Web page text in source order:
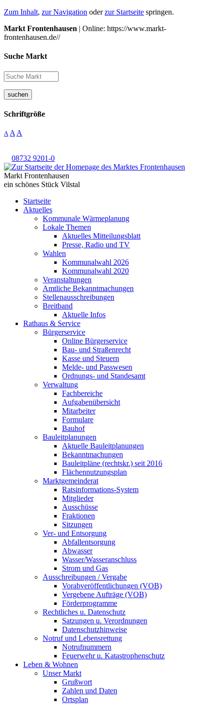
Zum Inhalt, zur Navigation oderzur Startseite springen.
Markt Frontenhausen | Online: https://www.markt-
frontenhausen.de//
Suche Markt
suchen
Schriftgröße
A A A
08732 9201-0
Markt Frontenhausen
ein schönes Stück Vilstal
Startseite
Aktuelles
Kommunale Wärmeplanung
Lokale Themen
Aktuelles Mitteilungsblatt
Presse, Radio und TV
Wahlen
Kommunalwahl 2026
Kommunalwahl 2020
Veranstaltungen
Amtliche Bekanntmachungen
Stellenausschreibungen
Breitband
Aktuelle Infos
Rathaus & Service
Bürgerservice
Online Bürgerservice
Bau- und Straßenrecht
Kasse und Steuern
Melde- und Passwesen
Ordnungs- und Standesamt
Verwaltung
Fachbereiche
Aufgabenübersicht
Mitarbeiter
Formulare
Bauhof
Bauleitplanungen
Aktuelle Bauleitplanungen
Bekanntmachungen
Bauleitpläne (rechtskr.) seit 2016
Flächennutzungsplan
Marktgemeinderat
Ratsinformations-System
Mitglieder
Ausschüsse
Fraktionen
Sitzungen
Ver- und Entsorgung
Abfallentsorgung
Abwasser
Wasser/Wasseranschluss
Strom und Gas
Ausschreibungen / Vergabe
Vorabveröffentlichungen (VOB)
Vergebene Aufträge (VOB)
Förderprogramme
Rechtliches u. Datenschutz
Satzungen u. Verordnungen
Datenschutzhinweise
Notruf und Lebensrettung
Notrufnummern
Feuerwehr u. Katastrophenschutz
Leben & Wohnen
Unser Markt
Grußwort
Zahlen und Daten
Ortsplan